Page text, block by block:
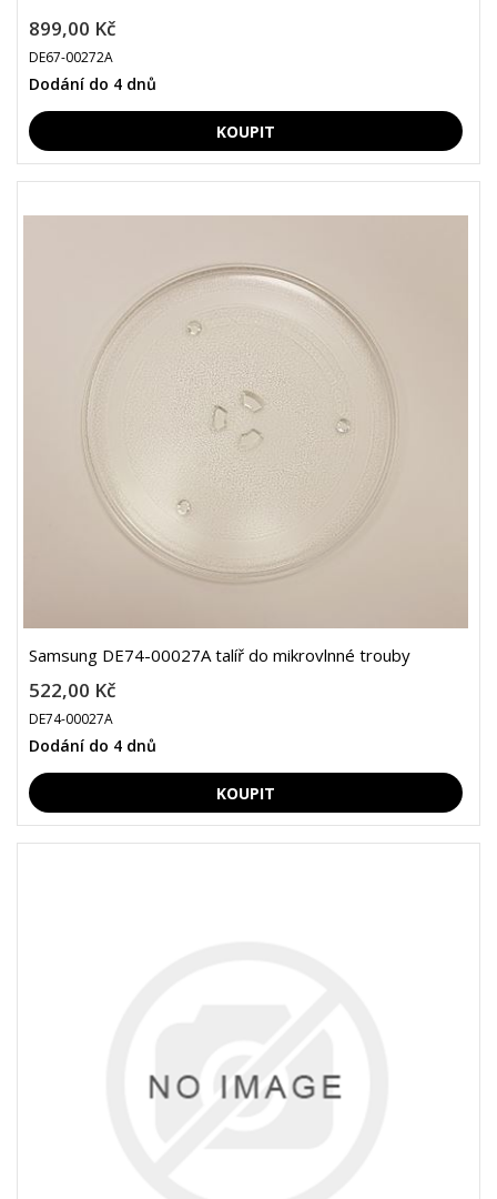
899,00 Kč
DE67-00272A
Dodání do 4 dnů
Samsung DE74-00027A talíř do mikrovlnné trouby
522,00 Kč
DE74-00027A
Dodání do 4 dnů